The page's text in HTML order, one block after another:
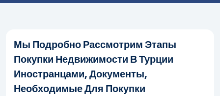
Мы Подробно Рассмотрим Этапы
Покупки Недвижимости В Турции
Иностранцами, Документы,
Необходимые Для Покупки